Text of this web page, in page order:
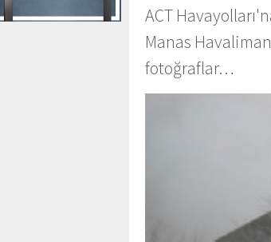
ACT
Manas
fotoğraflar…